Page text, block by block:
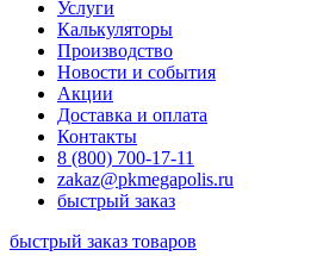
Услуги
Калькуляторы
Производство
Новости и события
Акции
Доставка и оплата
Контакты
8 (800) 700-17-11
zakaz@pkmegapolis.ru
быстрый заказ
быстрый заказ товаров